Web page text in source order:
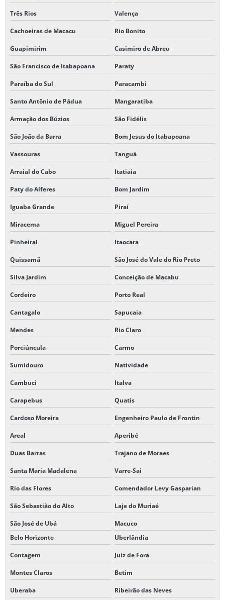
Três Rios Valença
Cachoeiras de Macacu Rio Bonito
Guapimirim Casimiro de Abreu
São Francisco de Itabapoana Paraty
Paraíba do Sul Paracambi
Santo Antônio de Pádua Mangaratiba
Armação dos Búzios São Fidélis
São João da Barra Bom Jesus do Itabapoana
Vassouras Tanguá
Arraial do Cabo Itatiaia
Paty do Alferes Bom Jardim
Iguaba Grande Piraí
Miracema Miguel Pereira
Pinheiral Itaocara
Quissamã São José do Vale do Rio Preto
Silva Jardim Conceição de Macabu
Cordeiro Porto Real
Cantagalo Sapucaia
Mendes Rio Claro
Porciúncula Carmo
Sumidouro Natividade
Cambuci Italva
Carapebus Quatis
Cardoso Moreira Engenheiro Paulo de Frontin
Areal Aperibé
Duas Barras Trajano de Moraes
Santa Maria Madalena Varre-Sai
Rio das Flores Comendador Levy Gasparian
São Sebastião do Alto Laje do Muriaé
São José de Ubá
Macuco
Belo Horizonte
Uberlândia
Contagem Juiz de Fora
Montes Claros Betim
Uberaba Ribeirão das Neves